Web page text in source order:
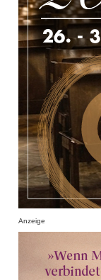
Anzeige